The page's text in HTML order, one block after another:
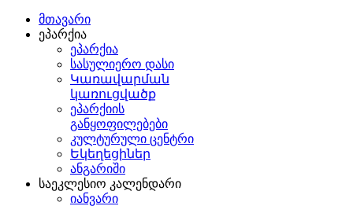
მთავარი
ეპარქია
ეპარქია
სასულიერო დასი
Կառավարման
կառուցվածք
ეპარქიის
განყოფილებები
კულტურული ცენტრი
Եկեղեցիներ
ანგარიში
საეკლესიო კალენდარი
იანვარი